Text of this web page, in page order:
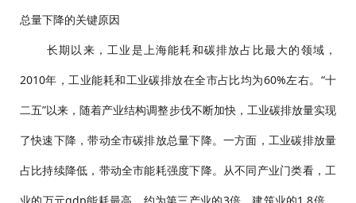
总量下降的关键原因
长期以来，工业是上海能耗和碳排放占比最大的领域，
2010年，工业能耗和工业碳排放在全市占比均为60%左右。“十
二五”以来，随着产业结构调整步伐不断加快，工业碳排放量实现
了快速下降，带动全市碳排放总量下降。一方面，工业碳排放量
占比持续降低，带动全市能耗强度下降。从不同产业门类看，工